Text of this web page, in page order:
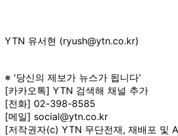
YTN 유서현 (ryush@ytn.co.kr)
※ '당신의 제보가 뉴스가 됩니다'
[카카오톡] YTN 검색해 채널 추가
[전화] 02-398-8585
[메일] social@ytn.co.kr
[저작권자(c) YTN 무단전재, 재배포 및